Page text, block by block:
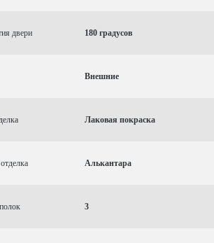
двери 180 градусов
Внешние
Лаковая покраска
Алькантара
3